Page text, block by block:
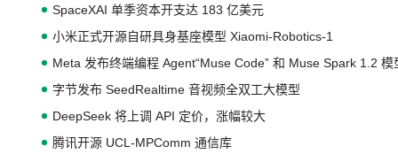
SpaceXAI 单季资本开支达 183 亿美元
小米正式开源自研具身基座模型 Xiaomi-Robotics-1
Meta 发布终端编程 Agent“Muse Code” 和 Muse Spark 1.2 模
字节发布 SeedRealtime 音视频全双工大模型
DeepSeek 将上调 API 定价，涨幅较大
腾讯开源 UCL-MPComm 通信库